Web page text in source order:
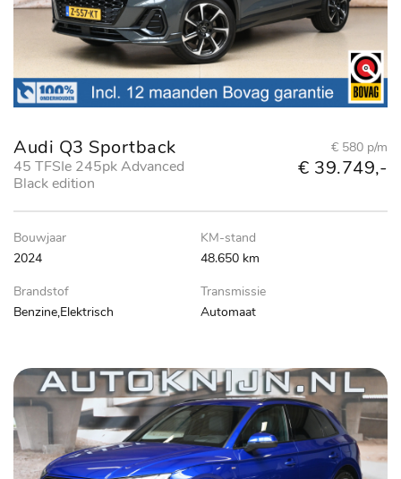
Audi Q3 Sportback
45 TFSIe 245pk Advanced
Black edition
€ 580 p/m
€ 39.749,-
Bouwjaar
2024
KM-stand
48.650 km
Brandstof
Benzine,Elektrisch
Transmissie
Automaat